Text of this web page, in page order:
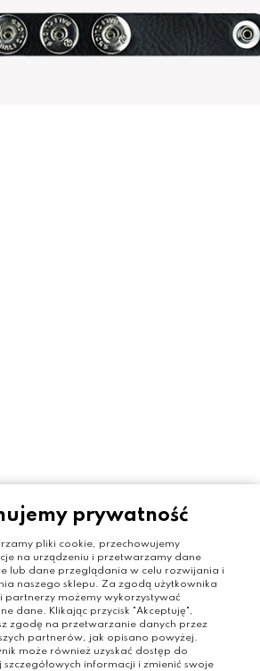
prywatność
pliki cookie, przechowujemy
na urządzeniu i przetwarzamy dane
lub dane przeglądania w celu rozwijania i
naszego sklepu. Za zgodą użytkownika
partnerzy możemy wykorzystywać
dane. Klikając przycisk "Akceptuję",
zgodę na przetwarzanie danych przez
partnerów, jak opisano powyżej.
może również uzyskać dostęp do
szczegółowych informacji i zmienić swoje